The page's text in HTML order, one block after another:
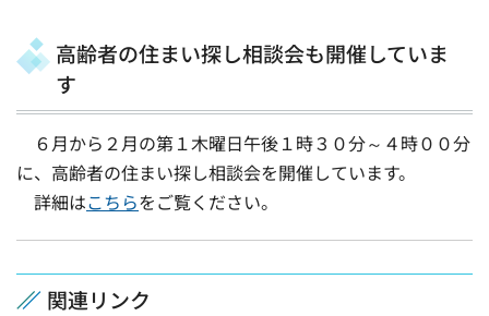
高齢者の住まい探し相談会も開催していま
す
６月から２月の第１木曜日午後１時３０分～４時００分
に、高齢者の住まい探し相談会を開催しています。
詳細はこちらをご覧ください。
関連リンク